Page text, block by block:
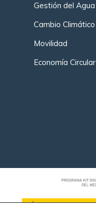
Gestión del Agua
Cambio Climático
Movilidad
Economía Circular